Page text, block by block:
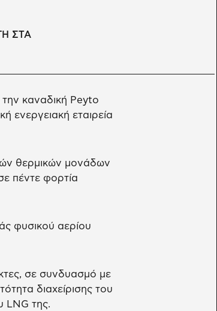
ΣΤΑ
καναδική Peyto
ενεργειακή εταιρεία
θερμικών μονάδων
πέντε φορτία
φυσικού αερίου
σε συνδυασμό με
διαχείρισης του
LNG της.